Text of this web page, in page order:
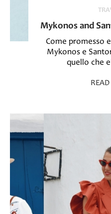
Mykonos and
Come promesso
Mykonos e
quello che